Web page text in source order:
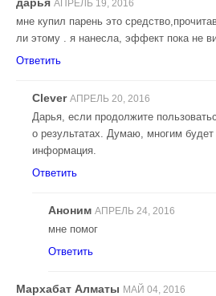
АПРЕЛЬ 19, 2016
мне купил парень это
ли этому . я нанесла, эффект пока не
Ответить
Clever АПРЕЛЬ 20, 2016
Дарья, если продолжите
о результатах. Думаю, многим будет
информация.
Ответить
Аноним АПРЕЛЬ 24, 2016
мне помог
Ответить
Мархабат Алматы МАЙ 04, 2016